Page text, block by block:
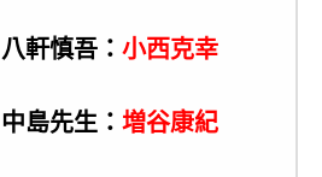
八軒慎吾： 小西克幸
中島先生： 増谷康紀